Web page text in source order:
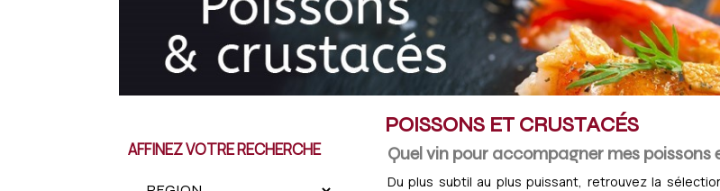
AFFINEZ VOTRE RECHERCHE
POISSONS ET CRUSTACÉS
Quel vin pour accompagner mes poissons
Du plus subtil au plus puissant, retrouvez la